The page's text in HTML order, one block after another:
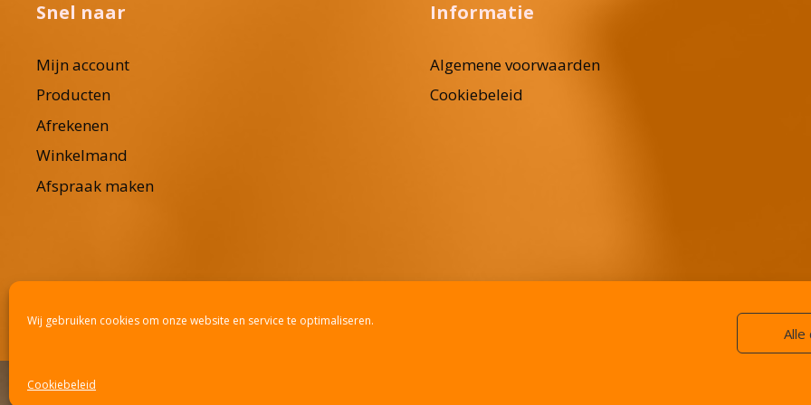
Wij gebruiken cookies om onze website en service te optimaliseren.
Alle
Cookiebeleid
Snel naar
Mijn account
Producten
Afrekenen
Winkelmand
Afspraak maken
Informatie
Algemene voorwaarden
Cookiebeleid